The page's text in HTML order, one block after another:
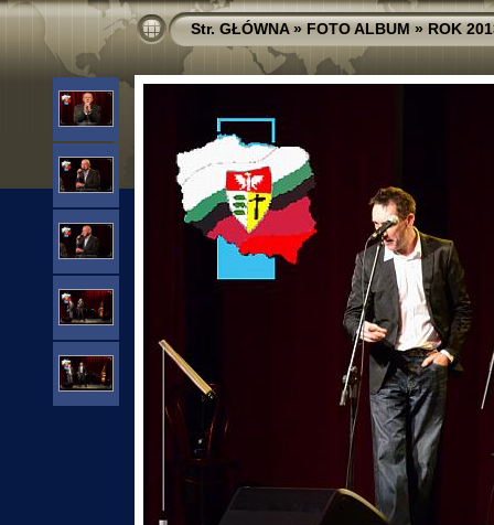
Str. GŁÓWNA»FOTO ALBUM»ROK